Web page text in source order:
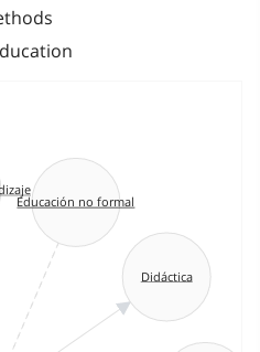
Didáctica
Educación no formal